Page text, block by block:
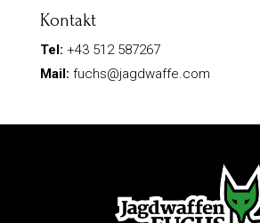
Kontakt
Tel: +43 512 587267
Mail: fuchs@jagdwaffe.com